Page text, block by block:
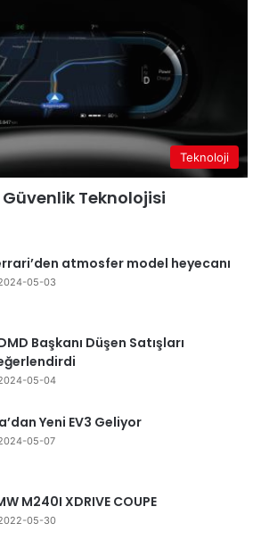
Teknoloji
Teknolojisi
atmosfer model heyecanı
05-03
Başkanı Düşen Satışları
05-04
Yeni EV3 Geliyor
05-07
M240I XDRIVE COUPE
05-30